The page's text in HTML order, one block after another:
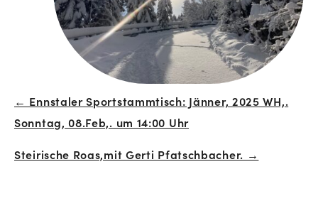
Beitrags-
← Ennstaler Sportstammtisch: Jänner, 2025 WH,.
Sonntag, 08.Feb,. um 14:00 Uhr
Steirische Roas,mit Gerti Pfatschbacher. →